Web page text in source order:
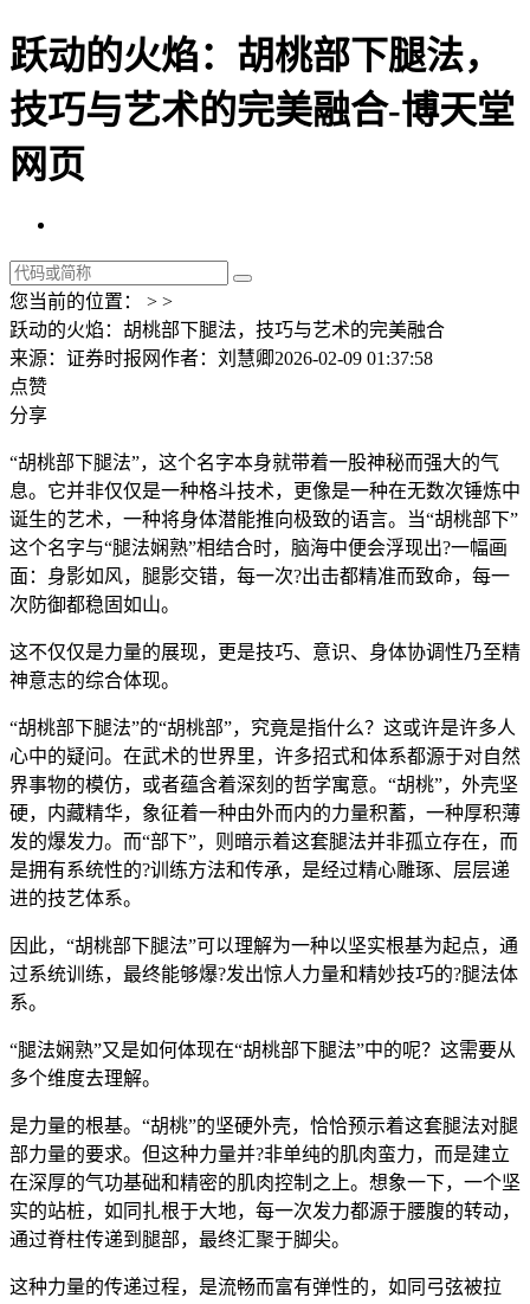
跃动的火焰：胡桃部下腿法，
技巧与艺术的完美融合-博天堂
网页
您当前的位置： > >
跃动的火焰：胡桃部下腿法，技巧与艺术的完美融合
来源：证券时报网作者：刘慧卿2026-02-09 01:37:58
点赞
分享
“胡桃部下腿法”，这个名字本身就带着一股神秘而强大的气
息。它并非仅仅是一种格斗技术，更像是一种在无数次锤炼中
诞生的艺术，一种将身体潜能推向极致的语言。当“胡桃部下”
这个名字与“腿法娴熟”相结合时，脑海中便会浮现出?一幅画
面：身影如风，腿影交错，每一次?出击都精准而致命，每一
次防御都稳固如山。
这不仅仅是力量的展现，更是技巧、意识、身体协调性乃至精
神意志的综合体现。
“胡桃部下腿法”的“胡桃部”，究竟是指什么？这或许是许多人
心中的疑问。在武术的世界里，许多招式和体系都源于对自然
界事物的模仿，或者蕴含着深刻的哲学寓意。“胡桃”，外壳坚
硬，内藏精华，象征着一种由外而内的力量积蓄，一种厚积薄
发的爆发力。而“部下”，则暗示着这套腿法并非孤立存在，而
是拥有系统性的?训练方法和传承，是经过精心雕琢、层层递
进的技艺体系。
因此，“胡桃部下腿法”可以理解为一种以坚实根基为起点，通
过系统训练，最终能够爆?发出惊人力量和精妙技巧的?腿法体
系。
“腿法娴熟”又是如何体现在“胡桃部下腿法”中的呢？这需要从
多个维度去理解。
是力量的根基。“胡桃”的坚硬外壳，恰恰预示着这套腿法对腿
部力量的要求。但这种力量并?非单纯的肌肉蛮力，而是建立
在深厚的气功基础和精密的肌肉控制之上。想象一下，一个坚
实的站桩，如同扎根于大地，每一次发力都源于腰腹的转动，
通过脊柱传递到腿部，最终汇聚于脚尖。
这种力量的传递过程，是流畅而富有弹性的，如同弓弦被拉